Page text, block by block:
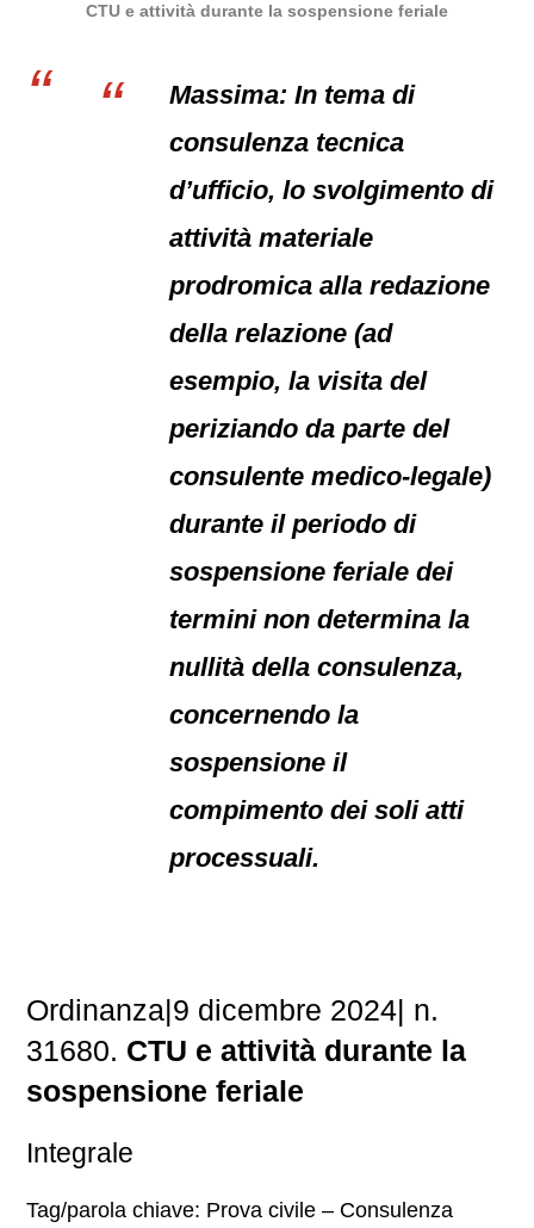
CTU e attività durante la sospensione feriale
Massima: In tema di
consulenza tecnica
d’ufficio, lo svolgimento di
attività materiale
prodromica alla redazione
della relazione (ad
esempio, la visita del
periziando da parte del
consulente medico-legale)
durante il periodo di
sospensione feriale dei
termini non determina la
nullità della consulenza,
concernendo la
sospensione il
compimento dei soli atti
processuali.
Ordinanza|9 dicembre 2024| n.
31680. CTU e attività durante la
sospensione feriale
Integrale
Tag/parola chiave: Prova civile – Consulenza